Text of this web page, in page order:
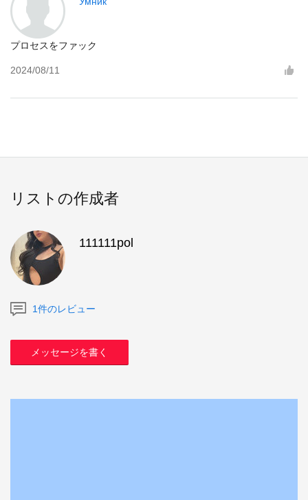
プロセスをファック
2024/08/11
リストの作成者
111111pol
1件のレビュー
メッセージを書く